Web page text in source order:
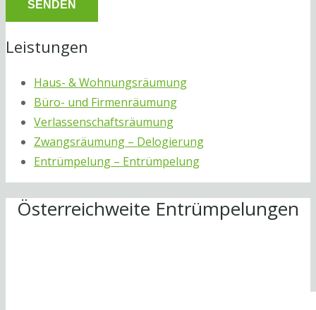
Leistungen
Haus- & Wohnungsräumung
Büro- und Firmenräumung
Verlassenschaftsräumung
Zwangsräumung – Delogierung
Entrümpelung – Entrümpelung
Österreichweite Entrümpelungen